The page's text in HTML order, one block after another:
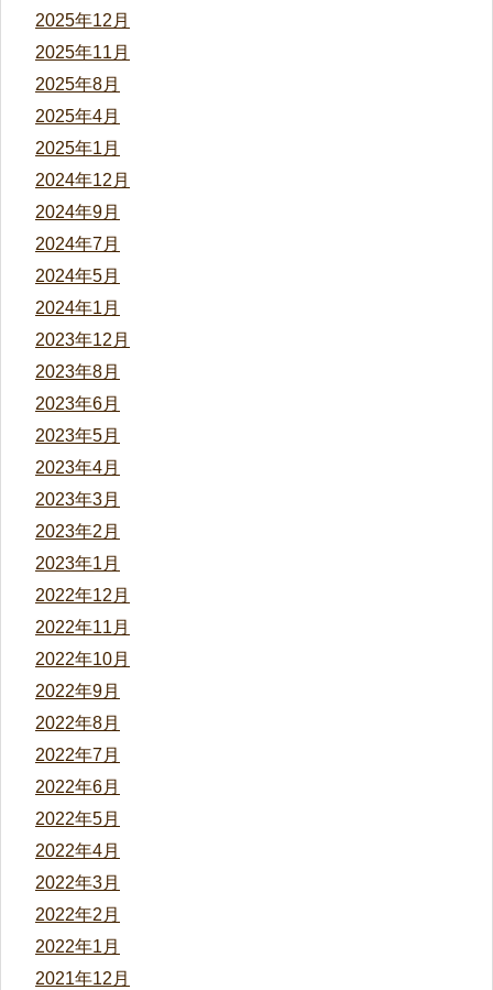
2025年12月
2025年11月
2025年8月
2025年4月
2025年1月
2024年12月
2024年9月
2024年7月
2024年5月
2024年1月
2023年12月
2023年8月
2023年6月
2023年5月
2023年4月
2023年3月
2023年2月
2023年1月
2022年12月
2022年11月
2022年10月
2022年9月
2022年8月
2022年7月
2022年6月
2022年5月
2022年4月
2022年3月
2022年2月
2022年1月
2021年12月